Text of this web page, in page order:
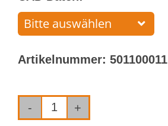
Artikelnummer: 501100011
Einlippen-